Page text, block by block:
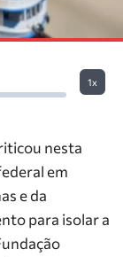
1x
nesta
em
e da
para isolar a